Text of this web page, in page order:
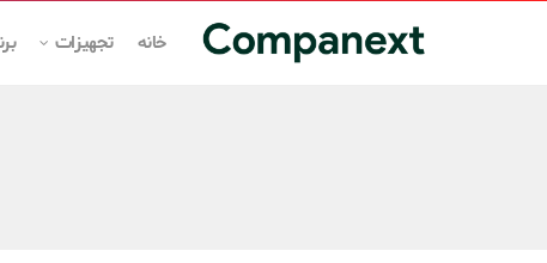
خانه تجهیزات